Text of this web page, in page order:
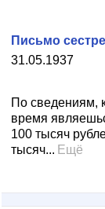
31.05.1937
Письмо
По сведениям,
время
100 тысяч
тысяч... Ещё